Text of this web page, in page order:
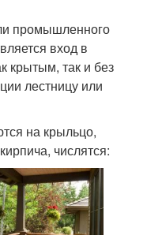
промышленного
вход в
крытым, так и без
лестницу или
на крыльцо,
числятся: